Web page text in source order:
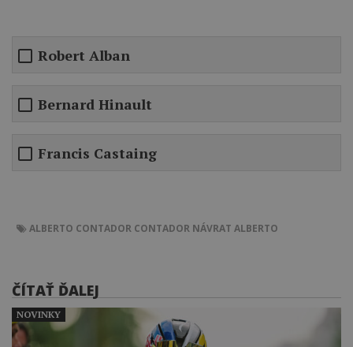
Robert Alban
Bernard Hinault
Francis Castaing
ALBERTO CONTADOR CONTADOR NÁVRAT ALBERTO
ČÍTAŤ ĎALEJ
NOVINKY